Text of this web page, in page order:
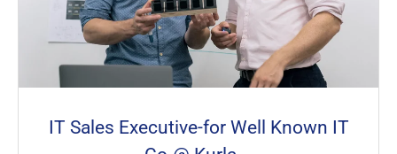
IT Sales Executive-for Well Known IT